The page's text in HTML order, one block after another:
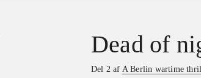
Dead of
Del 2 af A Berlin wartime